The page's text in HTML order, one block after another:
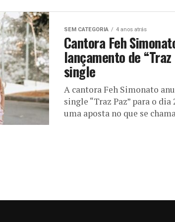
SEM CATEGORIA 4 anos atrás
Cantora Feh
lançamento de “Traz
single
A cantora Feh Simonato
single “Traz Paz” para o dia
uma aposta no que se